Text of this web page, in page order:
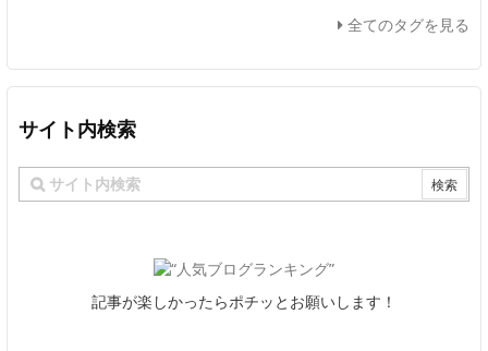
全てのタグを見る
サイト内検索
記事が楽しかったらポチッとお願いします！